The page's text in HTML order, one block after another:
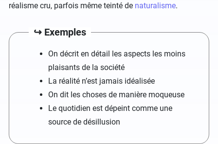
réalisme cru, parfois même teinté de naturalisme.
↪️ Exemples
On décrit en détail les aspects les moins
plaisants de la société
La réalité n’est jamais idéalisée
On dit les choses de manière moqueuse
Le quotidien est dépeint comme une
source de désillusion